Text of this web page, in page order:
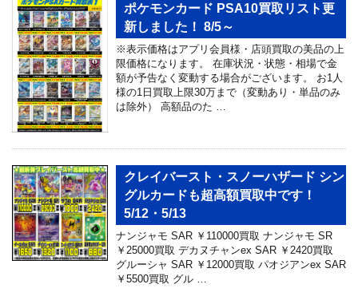
ポケモンカード PSA10買取リスト更
新しました！ 8/5～
※表示価格はアプリ会員様・店頭買取の美品の上
限価格になります。 在庫状況・状態・相場で金
額が予告なく変動する場合がございます。 お1人
様の1日買取上限30万まで（変動あり・単品のみ
は除外） 高額品のた …
クレイバースト・スノーハザード シン
グルカードも超高額買取中です！
5/12・5/13
ナンジャモ SAR ￥110000買取 ナンジャモ SR
￥25000買取 デカヌチャンex SAR ￥2420買取
グルーシャ SAR ￥12000買取 パオジアンex SAR
￥5500買取 グル …